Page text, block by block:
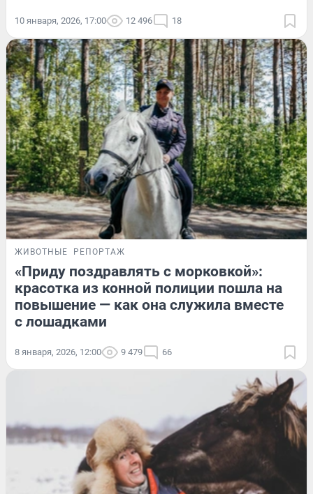
10 января, 2026, 17:00 12 496 18
ЖИВОТНЫЕ РЕПОРТАЖ
«Приду поздравлять с морковкой»:
красотка из конной полиции пошла на
повышение — как она служила вместе
с лошадками
8 января, 2026, 12:00 9 479 66